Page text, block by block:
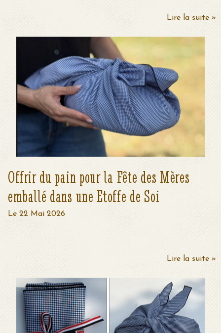
Lire la suite »
Offrir du pain pour la Fête des Mères
emballé dans une Etoffe de Soi
Le 22 Mai 2026
Lire la suite »